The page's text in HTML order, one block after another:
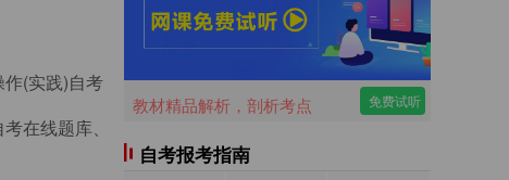
(实践)自考
在线题库、
教材精品解析，剖析考点 免费试听
自考报考指南